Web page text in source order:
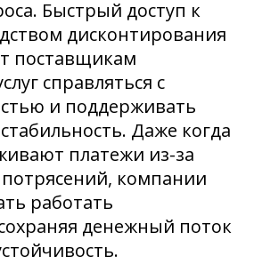
Быстрый доступ к
дисконтирования
поставщикам
справляться с
и поддерживать
Даже когда
платежи из-за
компании
работать
денежный поток